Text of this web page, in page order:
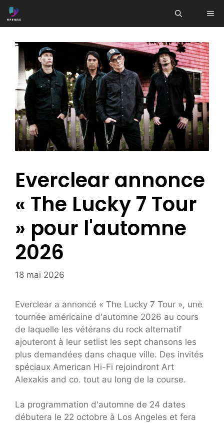
Aller
au
Everclear annonce
« The Lucky 7 Tour
» pour l'automne
2026
18 mai 2026
Everclear a annoncé « The Lucky 7 Tour », une
tournée américaine d'automne 2026 au cours
de laquelle les vétérans du rock alternatif
ajouteront à leur setlist les sept chansons les
plus demandées dans chaque ville. Des invités
spéciaux American Hi-Fi rejoindront Art
Alexakis and co. tout au long de la course.
La programmation d'automne de 24 dates
débutera le 22 octobre à Los Angeles et fera